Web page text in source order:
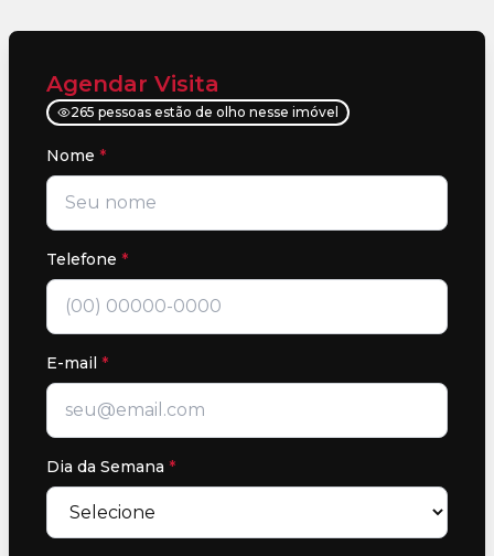
Agendar Visita
265 pessoas estão de olho nesse imóvel
Nome *
Telefone *
E-mail *
Dia da Semana *